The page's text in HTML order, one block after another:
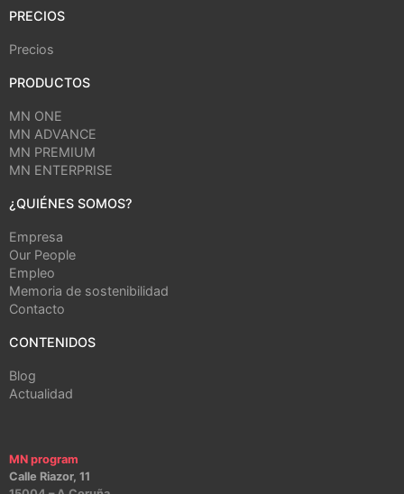
PRECIOS
Precios
PRODUCTOS
MN ONE
MN ADVANCE
MN PREMIUM
MN ENTERPRISE
¿QUIÉNES SOMOS?
Empresa
Our People
Empleo
Memoria de sostenibilidad
Contacto
CONTENIDOS
Blog
Actualidad
MN program
Calle Riazor, 11